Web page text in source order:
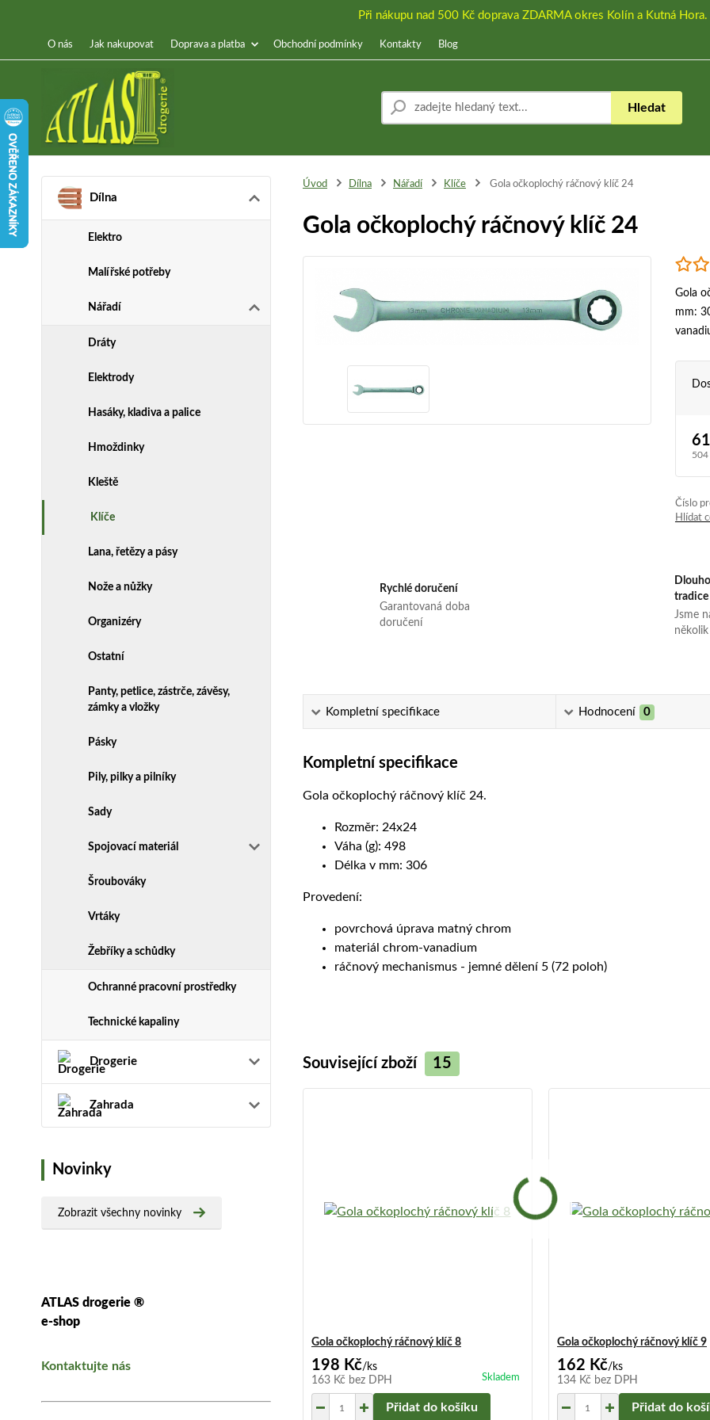
Při nákupu nad 500 Kč doprava ZDARMA okres Kolín a Kutná Hora.
O nás Jak nakupovat Doprava a platba Obchodní podmínky Kontakty Blog
Hledat
Dílna
Elektro
Malířské potřeby
Nářadí
Dráty
Elektrody
Hasáky, kladiva a palice
Hmoždinky
Kleště
Klíče
Lana, řetězy a pásy
Nože a nůžky
Organizéry
Ostatní
Panty, petlice, zástrče, závěsy,
zámky a vložky
Pásky
Pily, pilky a pilníky
Sady
Spojovací materiál
Šroubováky
Vrtáky
Žebříky a schůdky
Ochranné pracovní prostředky
Technické kapaliny
Drogerie
Zahrada
Novinky
Zobrazit všechny novinky
ATLAS drogerie ®
e-shop
Kontaktujte nás
Úvod Dílna Nářadí Klíče Gola očkoplochý ráčnový klíč 24
Gola očkoplochý ráčnový klíč 24
Gola
mm:
504
Číslo
Hlídat
Rychlé doručení
Garantovaná doba
doručení
tradice
Jsme
Kompletní specifikace Hodnocení 0
Kompletní specifikace
Gola očkoplochý ráčnový klíč 24.
Rozměr: 24x24
Váha (g): 498
Délka v mm: 306
Provedení:
povrchová úprava matný chrom
materiál chrom-vanadium
ráčnový mechanismus - jemné dělení 5 (72 poloh)
Související zboží 15
Gola očkoplochý ráčnový klíč 8
198 Kč/ ks
163 Kč bez DPH Skladem
Přidat do košíku
Gola očkoplochý ráčnový klíč 9
162 Kč/ ks
134 Kč bez DPH
Přidat do